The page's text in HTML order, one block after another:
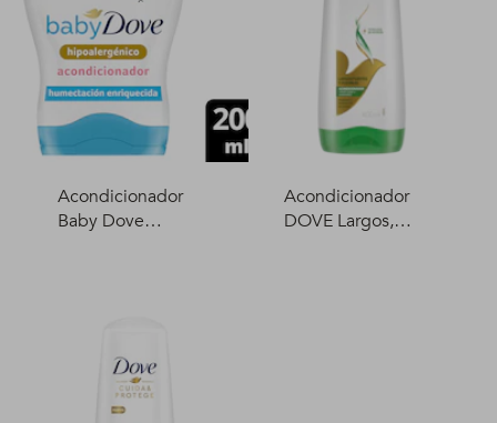
Acondicionador
Baby Dove
Acondicionador
DOVE Largos,